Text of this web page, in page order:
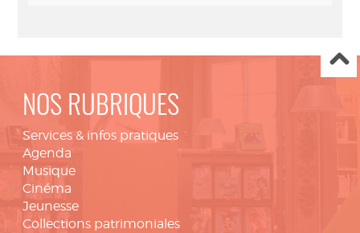
NOS RUBRIQUES
Services & infos pratiques
Agenda
Musique
Cinéma
Jeunesse
Collections patrimoniales